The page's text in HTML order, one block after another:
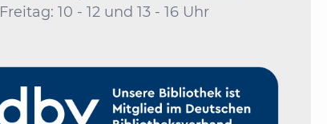
Freitag: 10 - 12 und 13 - 16 Uhr